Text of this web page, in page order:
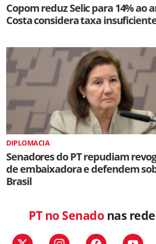
Copom reduz Selic para 14% ao
Costa considera taxa
DIPLOMACIA
Senadores do PT repudiam
de embaixadora e defendem
Brasil
PT no Senadonas